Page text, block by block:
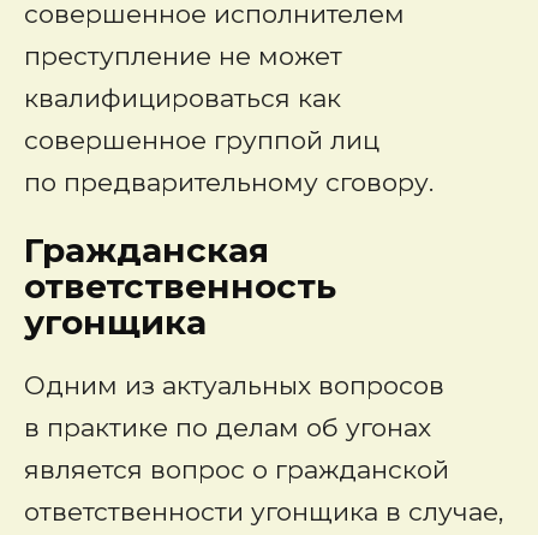
совершенное исполнителем
преступление не может
квалифицироваться как
совершенное группой лиц
по предварительному сговору.
Гражданская
ответственность
угонщика
Одним из актуальных вопросов
в практике по делам об угонах
является вопрос о гражданской
ответственности угонщика в случае,